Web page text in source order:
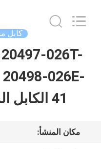
المنزل
المنتجات
فيديوهات
كابل
026T-
026E-
41 الكابل المتكافئ الدقيق
مكان المنشأ: